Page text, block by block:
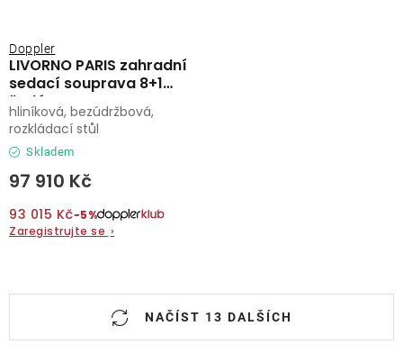
LIVORNO PARIS zahradní
sedací souprava 8+1
šedá
Doppler
Skladem
97 910 Kč
93 015 Kč−5%
Zaregistrujte se ›
hliníková, bezúdržbová,
rozkládací stůl
O
NAČÍST 13 DALŠÍCH